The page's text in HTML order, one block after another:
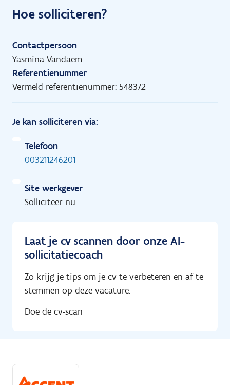
Hoe solliciteren?
Contactpersoon
Yasmina Vandaem
Referentienummer
Vermeld referentienummer: 548372
Je kan solliciteren via:
Telefoon
003211246201
Site werkgever
Solliciteer nu
Laat je cv scannen door onze AI-
sollicitatiecoach
Zo krijg je tips om je cv te verbeteren en af te
stemmen op deze vacature.
Doe de cv-scan